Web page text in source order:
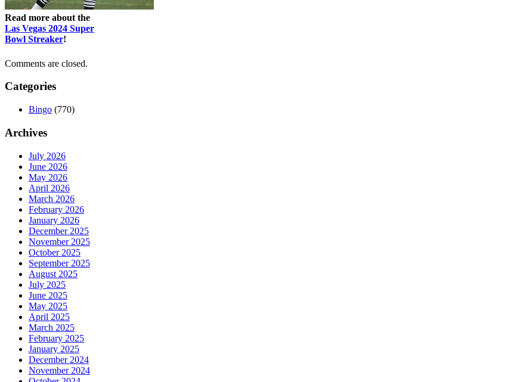
Read more about the
Las Vegas 2024 Super
Bowl Streaker!
Comments are closed.
Categories
Bingo (770)
Archives
July 2026
June 2026
May 2026
April 2026
March 2026
February 2026
January 2026
December 2025
November 2025
October 2025
September 2025
August 2025
July 2025
June 2025
May 2025
April 2025
March 2025
February 2025
January 2025
December 2024
November 2024